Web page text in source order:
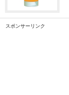
スポンサーリンク